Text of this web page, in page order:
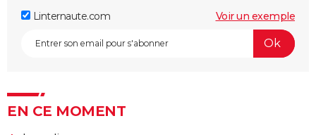
Linternaute.com Voir un exemple
EN CE MOMENT